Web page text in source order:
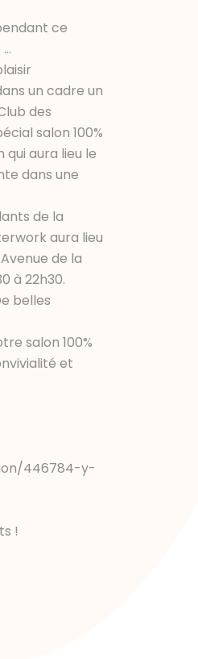
ce
un cadre un
des
salon 100%
qui aura lieu le
dans une
de la
aura lieu
de la
à 22h30.
belles
salon 100%
et
446784-y-
!